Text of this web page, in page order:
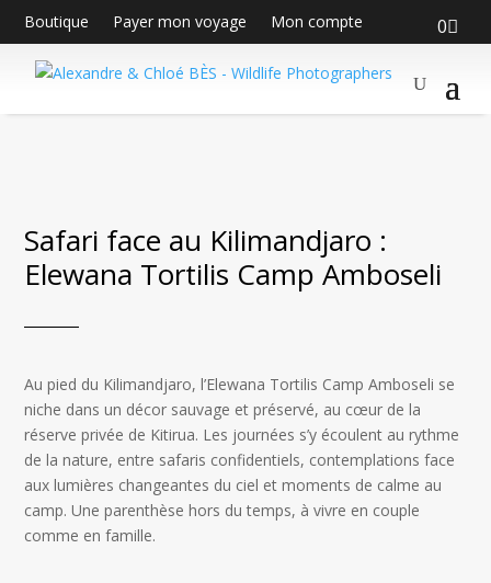
Boutique Payer mon voyage Mon compte 0
Safari face au Kilimandjaro :
Elewana Tortilis Camp Amboseli
Au pied du Kilimandjaro, l’Elewana Tortilis Camp Amboseli se
niche dans un décor sauvage et préservé, au cœur de la
réserve privée de Kitirua. Les journées s’y écoulent au rythme
de la nature, entre safaris confidentiels, contemplations face
aux lumières changeantes du ciel et moments de calme au
camp. Une parenthèse hors du temps, à vivre en couple
comme en famille.